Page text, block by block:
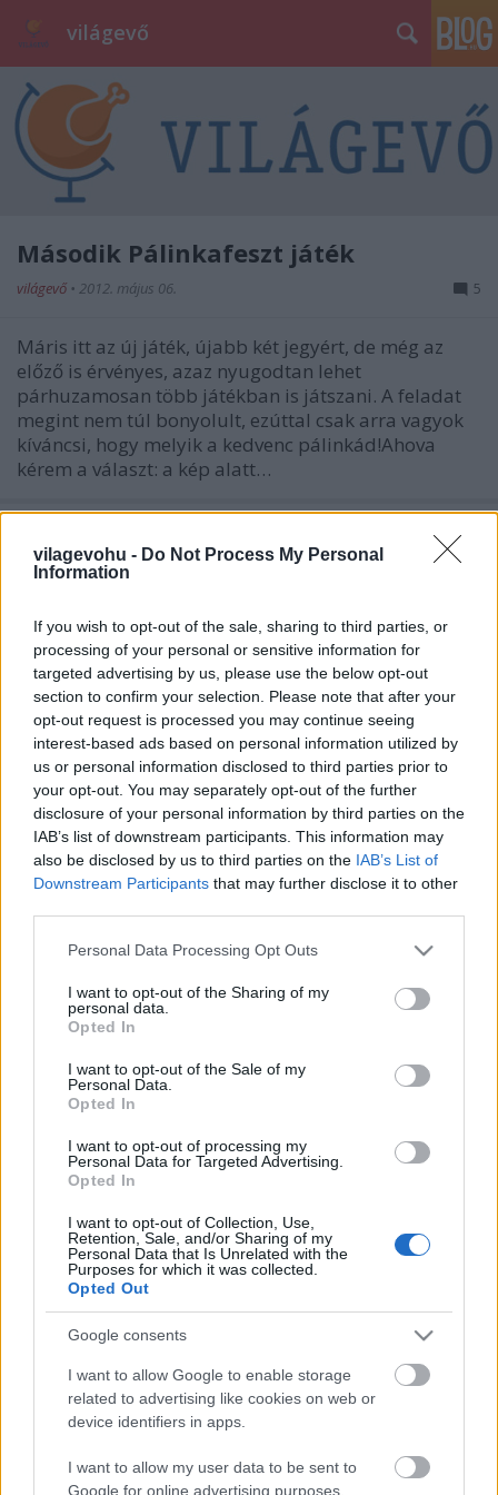
vilagevohu - Do Not Process My Personal
Information
If you wish to opt-out of the sale, sharing to third parties, or
processing of your personal or sensitive information for
targeted advertising by us, please use the below opt-out
section to confirm your selection. Please note that after your
opt-out request is processed you may continue seeing
interest-based ads based on personal information utilized by
us or personal information disclosed to third parties prior to
your opt-out. You may separately opt-out of the further
disclosure of your personal information by third parties on the
IAB’s list of downstream participants. This information may
also be disclosed by us to third parties on the IAB’s List of
Downstream Participants that may further disclose it to other
Please note that this website/app uses one or more Google
not limited to your visit or usage behaviour. You may click to
grant or deny consent to Google and its third-party tags to
use your data for below specified purposes in below Google
consent section.
Personal Data Processing Opt Outs
I want to opt-out of the Sharing of my
personal data.
Opted In
I want to opt-out of the Sale of my
Personal Data.
Opted In
I want to opt-out of processing my
Personal Data for Targeted Advertising.
Opted In
I want to opt-out of Collection, Use,
Retention, Sale, and/or Sharing of my
Personal Data that Is Unrelated with the
Purposes for which it was collected.
Opted Out
Google consents
I want to allow Google to enable storage
related to advertising like cookies on web or
device identifiers in apps.
I want to allow my user data to be sent to
Google for online advertising purposes.
világevő
Második Pálinkafeszt játék
világevő • 2012. május 06. 5
Máris itt az új játék, újabb két jegyért, de még az
előző is érvényes, azaz nyugodtan lehet
párhuzamosan több játékban is játszani. A feladat
megint nem túl bonyolult, ezúttal csak arra vagyok
kíváncsi, hogy melyik a kedvenc pálinkád!Ahova
kérem a választ: a kép alatt…
világevő•2012. május 05.
Május 10-13-ig újra Pálinkafesztivál a budai várban,
az esemény főszereplője ezúttal a barack lesz,
persze idén is nyilván lesz rengeteg olyan izgalmas
újdonság, mint korábban a nagy kedvenceim, a
spárga és a medvehagyma pálinka voltak.A feladat
nagyon egyszerű: a FagyiNap…
Fussunk, buzdítsunk, VIP-skodjunk!
világevő •2012. május 04.
Azt eddig sem titkoltam, hogy a (világ)evés egyetlen
igazán jó kiegészítő sportágának a futást tartom,
sajnos a vízilabda például nem alkalmas igazán a
csökkentésére. Nem is beszélve arról, hogy kell hozzá
13 másik ember és egy…
A tökéletes steak titka